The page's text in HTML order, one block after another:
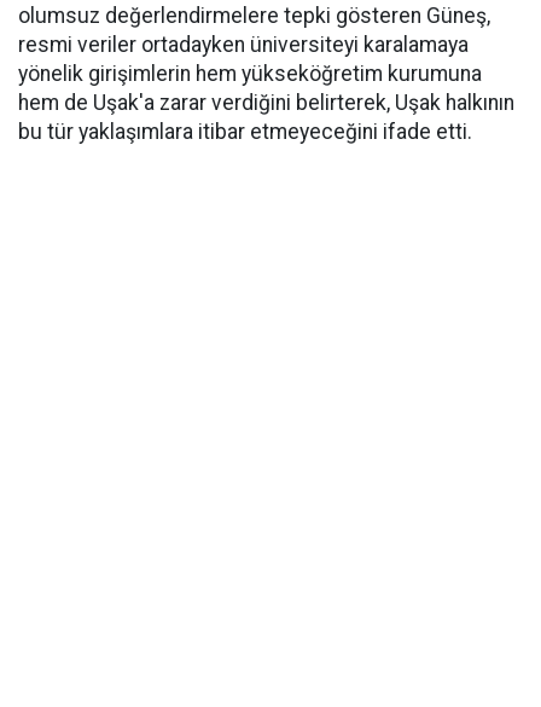
olumsuz değerlendirmelere tepki gösteren Güneş,
resmi veriler ortadayken üniversiteyi karalamaya
yönelik girişimlerin hem yükseköğretim kurumuna
hem de Uşak'a zarar verdiğini belirterek, Uşak halkının
bu tür yaklaşımlara itibar etmeyeceğini ifade etti.